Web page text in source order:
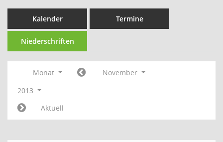
Kalender Termine
Niederschriften
Monat
November
2013
Aktuell